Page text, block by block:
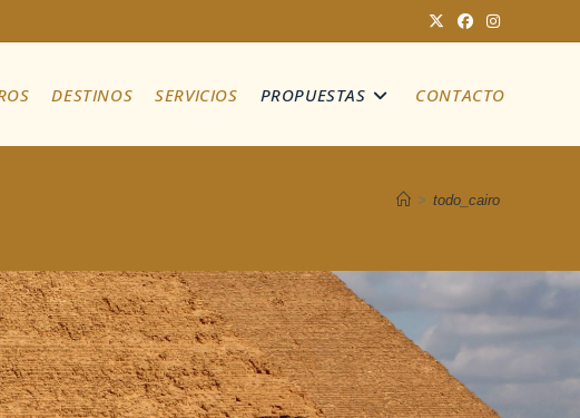
DESTINOS SERVICIOS PROPUESTAS CONTACTO
> todo_cairo